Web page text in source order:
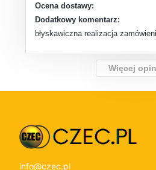
Ocena dostawy:
Dodatkowy komentarz:
błyskawiczna realizacja
Więcej
info@czec.pl